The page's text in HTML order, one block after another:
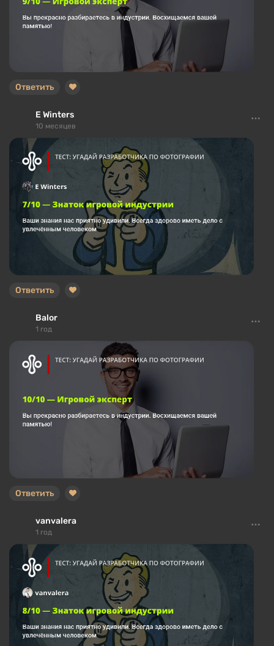
Ответить
E Winters
10 месяцев
Ответить
Balor
1 год
Ответить
vanvalera
1 год